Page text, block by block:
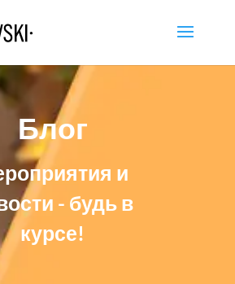
Блог
и
- будь в
курсе!